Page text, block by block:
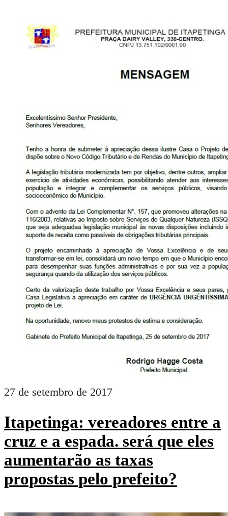
27 de setembro de 2017
Itapetinga: vereadores entre a
cruz e a espada. será que eles
aumentarão as taxas
propostas pelo prefeito?